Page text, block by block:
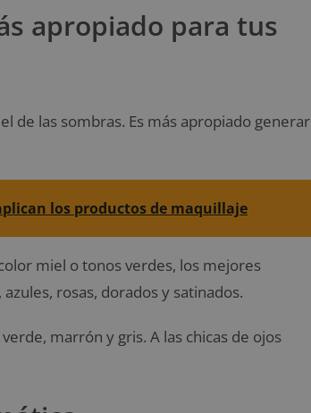
apropiado para tus
de las sombras. Es más apropiado generar
los productos de maquillaje
miel o tonos verdes, los mejores
rosas, dorados y satinados.
marrón y gris. A las chicas de ojos